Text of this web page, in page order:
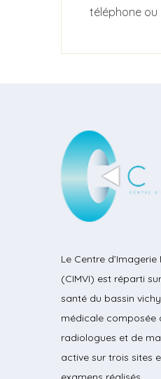
téléphone ou
Le Centre
(CIMVI) est réparti
santé du bassin
médicale composée
radiologues et de
active sur trois sites